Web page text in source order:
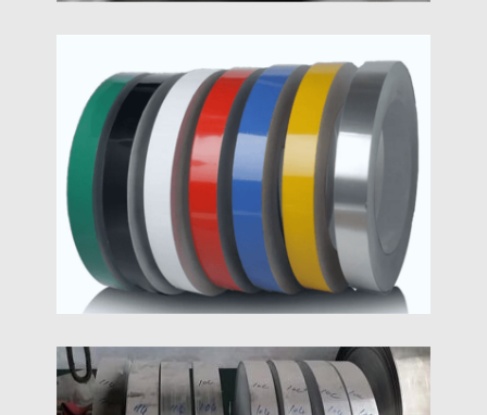
Transformátor 3003 cena priameho predaja továrne
na hliníkové pásy, hliníková doska, výrobca pásov
a cievok, ultraširoký hliníkový pás odolný voči
korózii
Farebne Potiahnutý Hliníkový
Pásik